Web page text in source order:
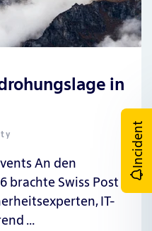
in
An den
brachte Swiss Post
IT-
…
Incident